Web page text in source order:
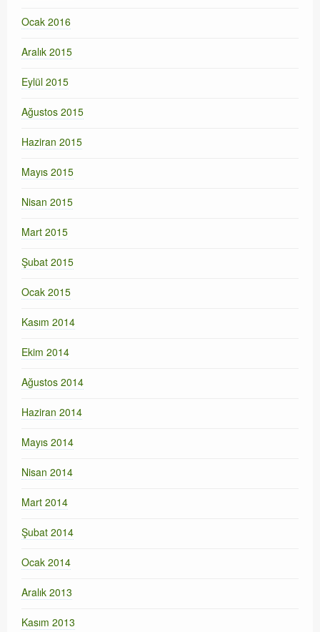
Ocak 2016
Aralık 2015
Eylül 2015
Ağustos 2015
Haziran 2015
Mayıs 2015
Nisan 2015
Mart 2015
Şubat 2015
Ocak 2015
Kasım 2014
Ekim 2014
Ağustos 2014
Haziran 2014
Mayıs 2014
Nisan 2014
Mart 2014
Şubat 2014
Ocak 2014
Aralık 2013
Kasım 2013